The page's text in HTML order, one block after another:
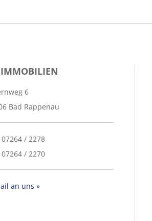
6
Bad Rappenau
/ 2278
07264 / 2270
an uns »